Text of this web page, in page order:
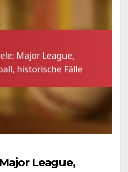
League,